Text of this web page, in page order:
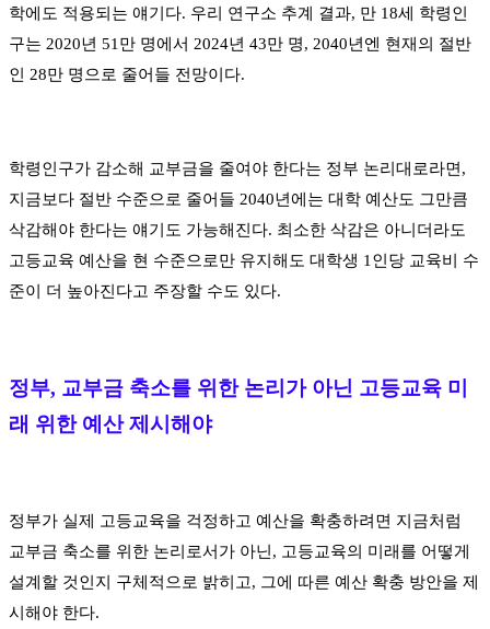
학에도 적용되는 얘기다. 우리 연구소 추계 결과, 만 18세 학령인
구는 2020년 51 만 명에서 2024년 43만 명, 2040년엔 현재의 절반
인 28만 명으로 줄어들 전망이다.
학령인구가 감소해 교부금을 줄여야 한다는 정부 논리대로라면 ,
지금보다 절반 수준으로 줄어들 2040년에는 대학 예산도 그만큼
삭감해야 한다는 얘기도 가능해진다. 최소한 삭감은 아니더라도
고등교육 예산을 현 수준으로만 유지해도 대학생 1 인당 교육비 수
준이 더 높아진다고 주장할 수도 있다.
정부, 교부금 축소를 위한 논리가 아닌 고등교육 미
래 위한 예산 제시해야
정부가 실제 고등교육을 걱정하고 예산을 확충하려면 지금처럼
교부금 축소를 위한 논리로서가 아닌 , 고등교육의 미래를 어떻게
설계할 것인지 구체적으로 밝히고, 그에 따른 예산 확충 방안을 제
시해야 한다.